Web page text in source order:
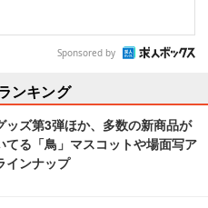
Sponsored by
ンキング
ッズ第3弾ほか、多数の新商品が
てる「鳥」マスコットや場面写ア
インナップ